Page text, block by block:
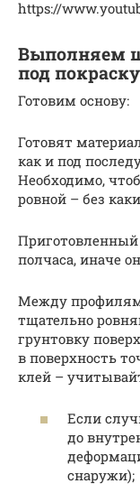
https://
Выполняем
под покраску
Готовим основу:
Готовят
как и под
Необходимо,
ровной – без
Приготовленный
полчаса, иначе
Между
тщательно
грунтовку
в поверхность
клей –
Если
до
снаружи);